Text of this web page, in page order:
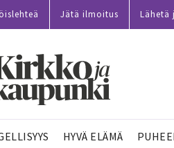
Jätä ilmoitus Lähetä
HYVÄ ELÄMÄ